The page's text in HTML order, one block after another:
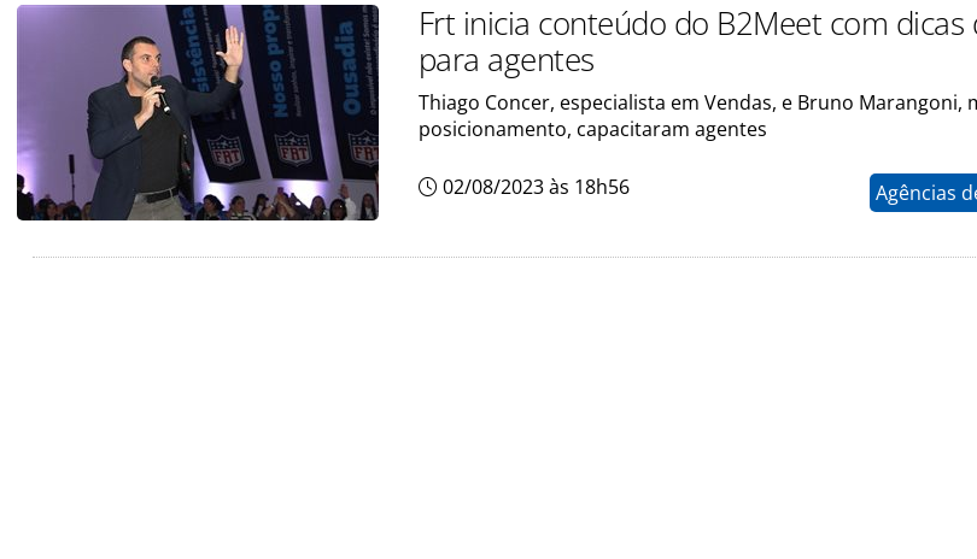
Frt inicia conteúdo do B2Meet com dicas
para agentes
Thiago Concer, especialista em Vendas, e Bruno Marangoni,
posicionamento, capacitaram agentes
02/08/2023 às 18h56 Agências